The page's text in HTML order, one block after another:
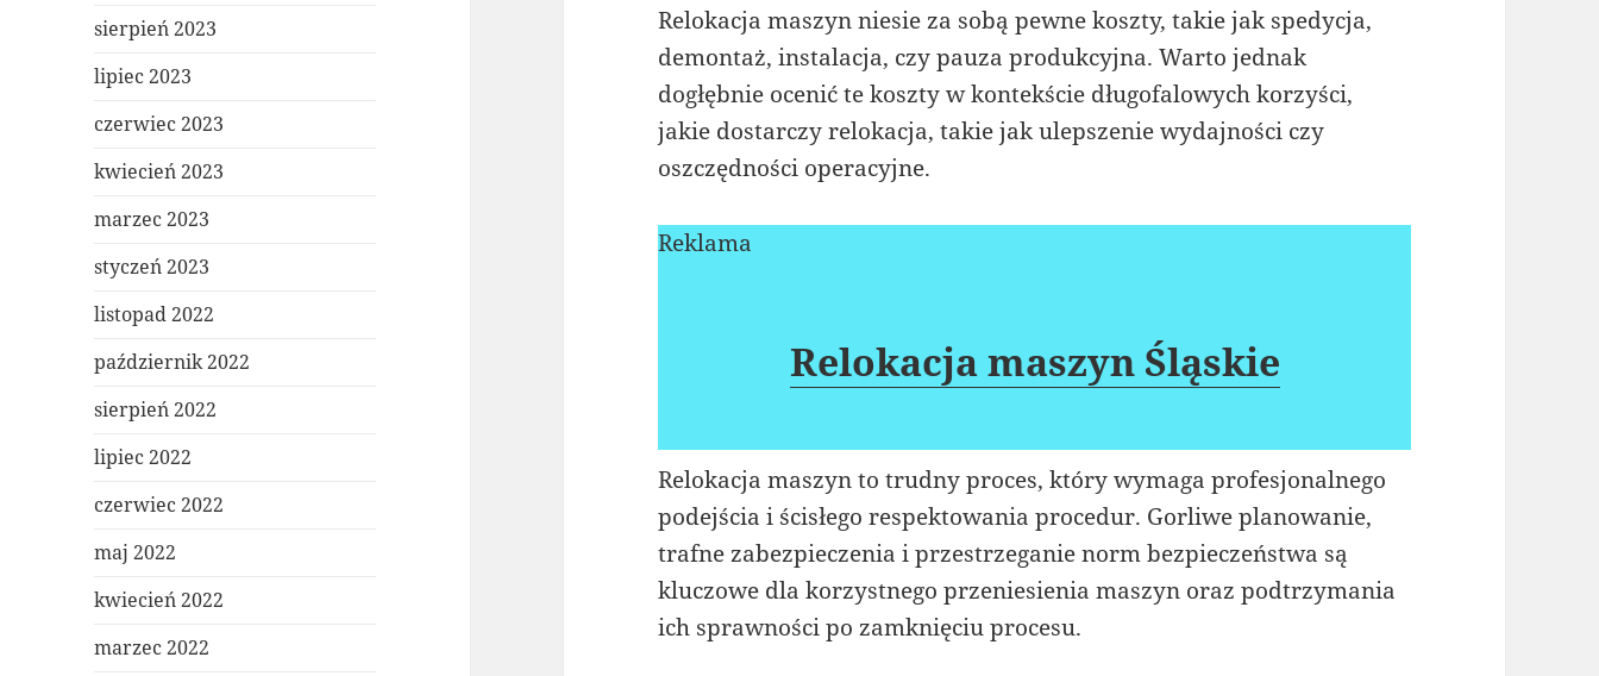
sierpień 2023
lipiec 2023
czerwiec 2023
kwiecień 2023
marzec 2023
styczeń 2023
listopad 2022
październik 2022
sierpień 2022
lipiec 2022
czerwiec 2022
maj 2022
kwiecień 2022
marzec 2022
Relokacja maszyn niesie za sobą pewne koszty, takie jak spedycja,
demontaż, instalacja, czy pauza produkcyjna. Warto jednak
dogłębnie ocenić te koszty w kontekście długofalowych korzyści,
jakie dostarczy relokacja, takie jak ulepszenie wydajności czy
oszczędności operacyjne.
Reklama
Relokacja maszyn Śląskie
Relokacja maszyn to trudny proces, który wymaga profesjonalnego
podejścia i ścisłego respektowania procedur. Gorliwe planowanie,
trafne zabezpieczenia i przestrzeganie norm bezpieczeństwa są
kluczowe dla korzystnego przeniesienia maszyn oraz podtrzymania
ich sprawności po zamknięciu procesu.